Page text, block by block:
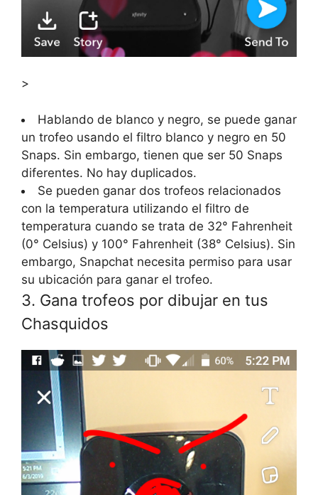
>
Hablando de blanco y negro, se puede ganar
un trofeo usando el filtro blanco y negro en 50
Snaps. Sin embargo, tienen que ser 50 Snaps
diferentes. No hay duplicados.
Se pueden ganar dos trofeos relacionados
con la temperatura utilizando el filtro de
temperatura cuando se trata de 32° Fahrenheit
(0° Celsius) y 100° Fahrenheit (38° Celsius). Sin
embargo, Snapchat necesita permiso para usar
su ubicación para ganar el trofeo.
3. Gana trofeos por dibujar en tus
Chasquidos